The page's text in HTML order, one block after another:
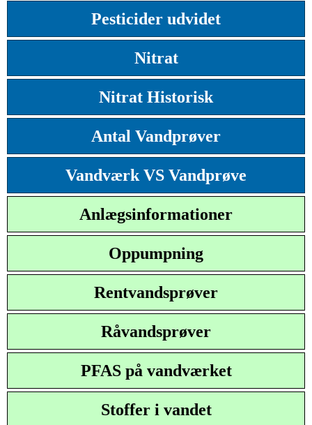
Pesticider udvidet
Nitrat
Nitrat Historisk
Antal Vandprøver
Vandværk VS Vandprøve
Anlægsinformationer
Oppumpning
Rentvandsprøver
Råvandsprøver
PFAS på vandværket
Stoffer i vandet